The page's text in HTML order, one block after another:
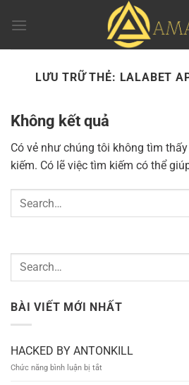
đến
LƯU TRỮ THẺ: LALABET
Không kết quả
Có vẻ như chúng tôi không tìm
kiếm. Có lẽ việc tìm kiếm có thể
BÀI VIẾT MỚI NHẤT
HACKED BY ANTONKILL
Chức năng bình luận bị tắt